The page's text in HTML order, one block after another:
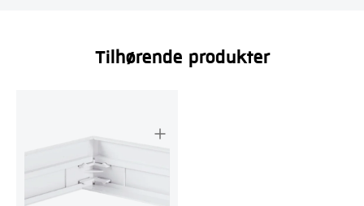
Tilhørende produkter